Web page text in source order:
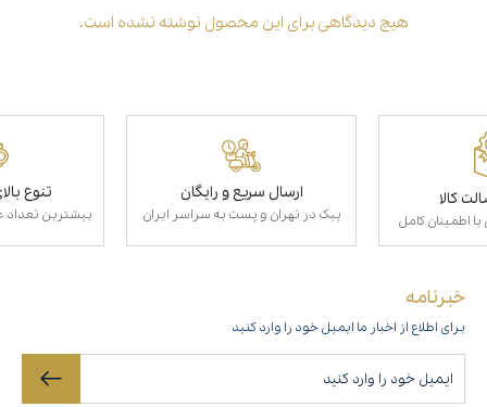
هیچ دیدگاهی برای این محصول نوشته نشده است.
کالا
اطمینان کامل
ارسال سریع و رایگان
پیک در تهران و پست به سراسر ایران
تنوع
بیشترین تعداد
خبرنامه
برای اطلاع از اخبار ما ایمیل خود را وارد کنید